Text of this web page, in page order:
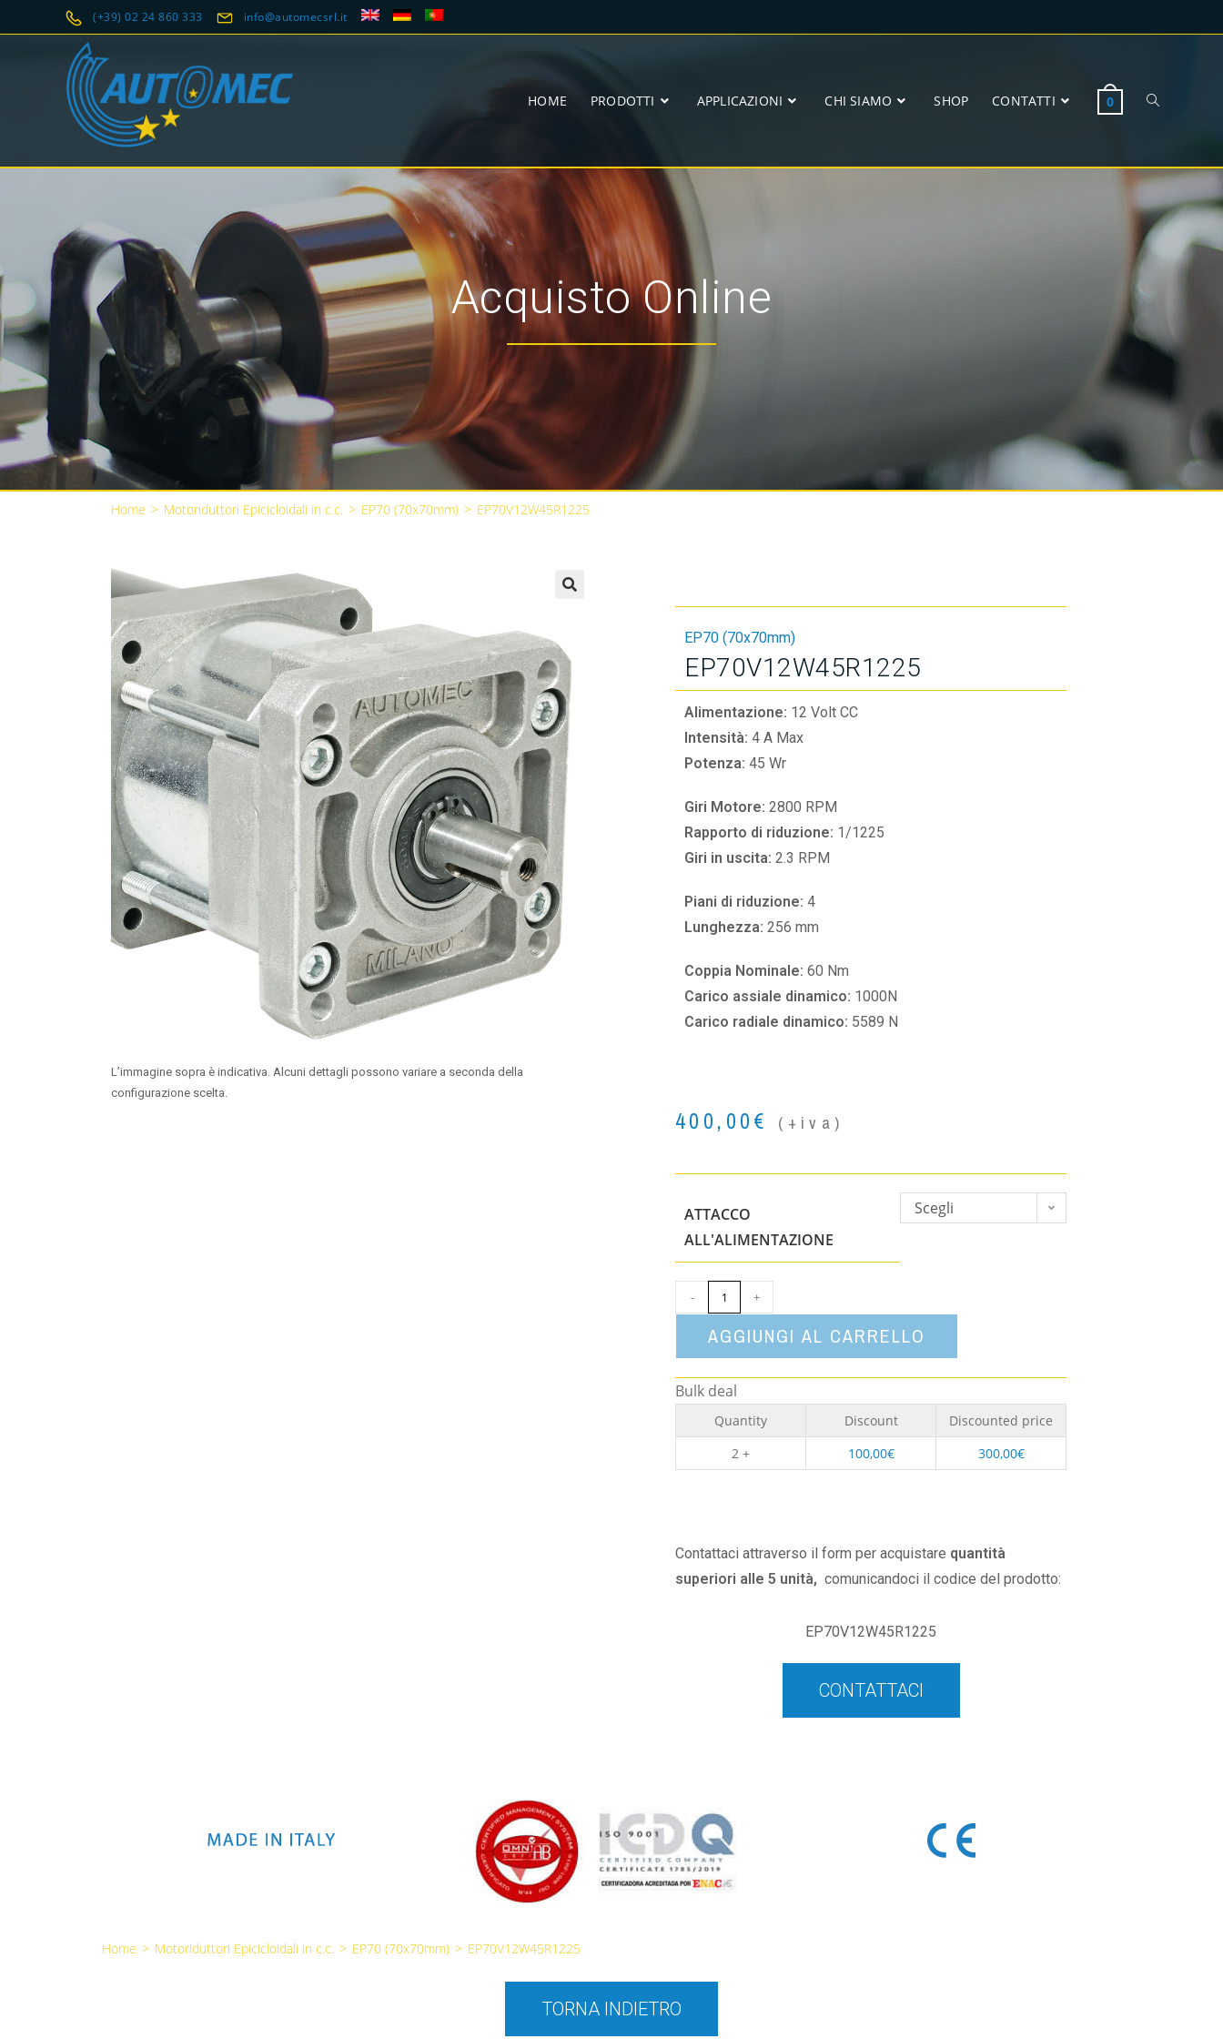
(+39) 02 24 860 333 info@automecsrl.it
HOME PRODOTTI APPLICAZIONI CHI SIAMO SHOP CONTATTI 0
Acquisto Online
Home > Motoriduttori Epicicloidali in c.c. > EP70 (70x70mm) > EP70V12W45R1225
L’immagine sopra è indicativa. Alcuni dettagli possono variare a seconda della
configurazione scelta.
EP70 (70x70mm)
EP70V12W45R1225
Alimentazione: 12 Volt CC
Intensità: 4 A Max
Potenza: 45 Wr
Giri Motore: 2800 RPM
Rapporto di riduzione: 1/1225
Giri in uscita: 2.3 RPM
Piani di riduzione: 4
Lunghezza: 256 mm
Coppia Nominale: 60 Nm
Carico assiale dinamico: 1000N
Carico radiale dinamico: 5589 N
400,00€ (+iva)
ATTACCO
ALL'ALIMENTAZIONE
Scegli
- +
AGGIUNGI AL CARRELLO
Bulk deal
Quantity Discount
Discounted price
2 +
100,00€ 300,00€
Contattaci attraverso il form per acquistare quantità
superiori alle 5 unità, comunicandoci il codice del prodotto:
EP70V12W45R1225
CONTATTACI
Home > Motoriduttori Epicicloidali in c.c. > EP70 (70x70mm) > EP70V12W45R1225
TORNA INDIETRO